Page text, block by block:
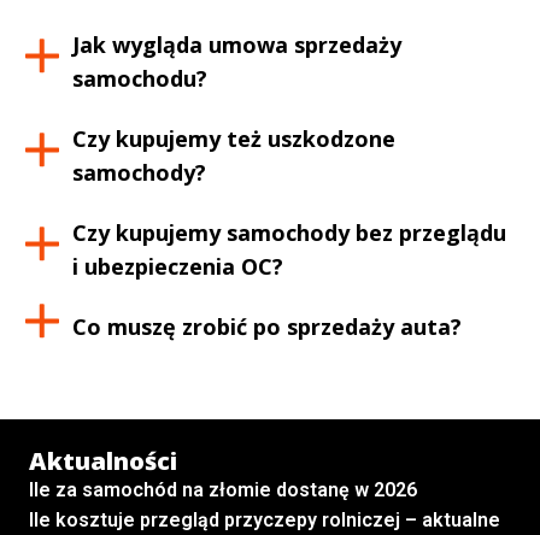
Jak wygląda umowa sprzedaży
samochodu?
Czy kupujemy też uszkodzone
samochody?
Czy kupujemy samochody bez przeglądu
i ubezpieczenia OC?
Co muszę zrobić po sprzedaży auta?
Aktualności
Ile za samochód na złomie dostanę w 2026
Ile kosztuje przegląd przyczepy rolniczej – aktualne